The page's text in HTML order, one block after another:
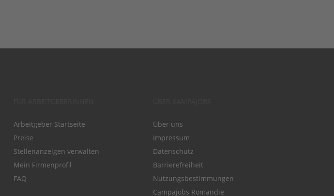
Arbeitgeber Startseite
Preise
Stellenanzeigen verwalten
Mein Firmenprofil
FAQ
Über uns
Impressum
Datenschutz
Barrierefreiheit
Nutzungsbestimmungen
Campajobs Romandie